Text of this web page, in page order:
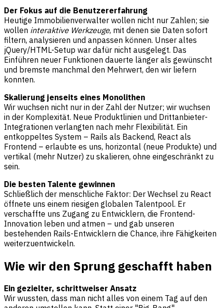
Der Fokus auf die Benutzererfahrung
Heutige Immobilienverwalter wollen nicht nur Zahlen; sie
wollen interaktive Werkzeuge, mit denen sie Daten sofort
filtern, analysieren und anpassen können. Unser altes
jQuery/HTML-Setup war dafür nicht ausgelegt. Das
Einführen neuer Funktionen dauerte länger als gewünscht
und bremste manchmal den Mehrwert, den wir liefern
konnten.
Skalierung jenseits eines Monolithen
Wir wuchsen nicht nur in der Zahl der Nutzer; wir wuchsen
in der Komplexität. Neue Produktlinien und Drittanbieter-
Integrationen verlangten nach mehr Flexibilität. Ein
entkoppeltes System – Rails als Backend, React als
Frontend – erlaubte es uns, horizontal (neue Produkte) und
vertikal (mehr Nutzer) zu skalieren, ohne eingeschränkt zu
sein.
Die besten Talente gewinnen
Schließlich der menschliche Faktor: Der Wechsel zu React
öffnete uns einem riesigen globalen Talentpool. Er
verschaffte uns Zugang zu Entwicklern, die Frontend-
Innovation leben und atmen – und gab unseren
bestehenden Rails-Entwicklern die Chance, ihre Fähigkeiten
weiterzuentwickeln.
Wie wir den Sprung geschafft haben
Ein gezielter, schrittweiser Ansatz
Wir wussten, dass man nicht alles von einem Tag auf den